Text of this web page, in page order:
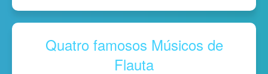
Quatro famosos Músicos de
Flauta